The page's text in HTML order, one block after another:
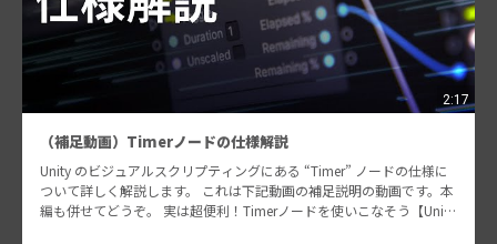
2:17
（補足動画）Timerノードの仕様解説
Unity のビジュアルスクリプティングにある “Timer” ノードの仕様に
ついて詳しく解説します。 これは下記動画の補足説明の動画です。本
編も併せてどうぞ。 実は超便利！Timerノードを使いこなそう【Unit